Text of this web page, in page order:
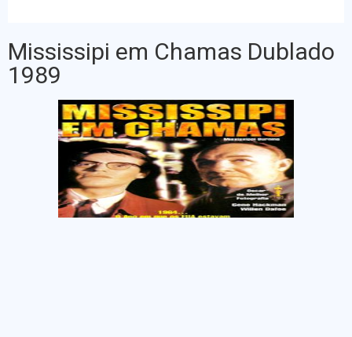
Mississipi em Chamas Dublado
1989